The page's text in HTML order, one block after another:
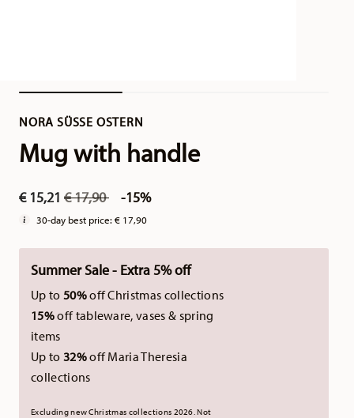
NORA SÜSSE OSTERN
Mug with handle
€ 15,21 Price reduced from
€ 17,90to -15%
30-day best price:€ 17,90
Summer Sale - Extra 5% off
Up to 50%off Christmas collections
15%off tableware, vases & spring
items
Up to 32%off Maria Theresia
collections
Excluding new Christmas collections 2026. Not